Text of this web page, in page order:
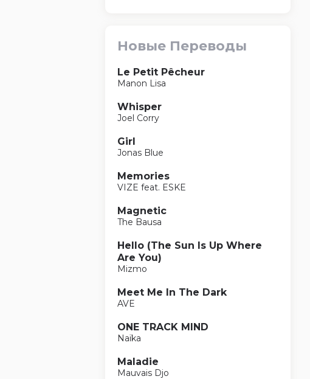
Новые Переводы
Le Petit Pêcheur
Manon Lisa
Whisper
Joel Corry
Girl
Jonas Blue
Memories
VIZE feat. ESKE
Magnetic
The Bausa
Hello (The Sun Is Up Where
Are You)
Mizmo
Meet Me In The Dark
AVE
ONE TRACK MIND
Naïka
Maladie
Mauvais Djo